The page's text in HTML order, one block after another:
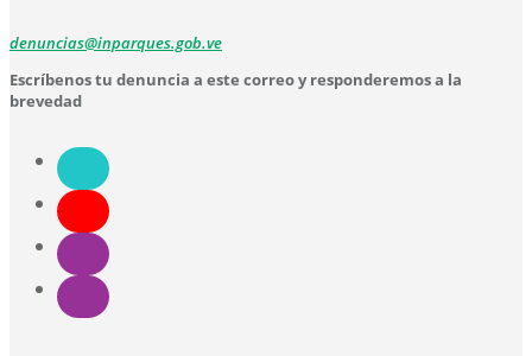
denuncias@inparques.gob.ve
Escríbenos tu denuncia a este correo y responderemos a la
brevedad